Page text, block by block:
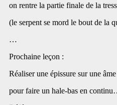
on rentre la partie finale de la
(le serpent se mord le bout de la
…
Prochaine leçon :
Réaliser une épissure sur une
pour faire un hale-bas en